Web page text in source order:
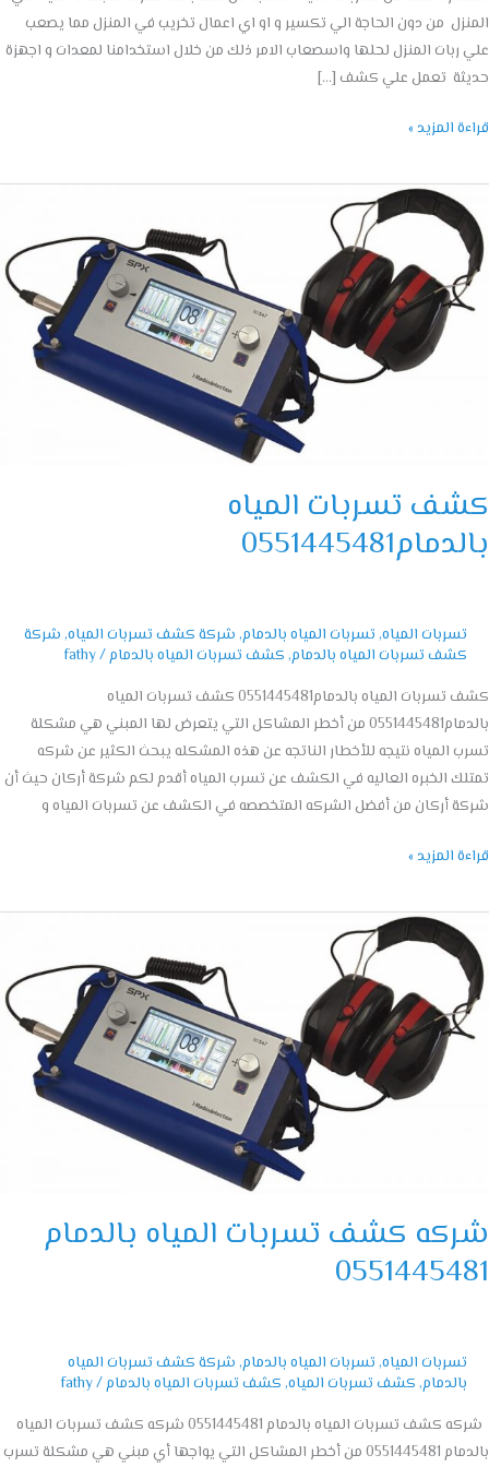
من دون الحاجة الي تكسير و او اي اعمال تخريب في المنزل مما يصعب
المنزل لحلها واسصعاب الامر ذلك من خلال استخدامنا لمعدات و اجهزة
تعمل علي كشف […]
المزيد »
تسربات المياه
تسربات المياه,تسربات المياه بالدمام,شركة كشف تسربات المياه,شركة
كشف تسربات المياه بالدمام,كشف تسربات المياه بالدمام/
fathy
كشف تسربات المياه بالدمام0551445481 كشف تسربات المياه
بالدمام0551445481 من أخطر المشاكل التي يتعرض لها المبني هي مشكلة
المياه نتيجه للأخطار الناتجه عن هذه المشكله يبحث الكثير عن شركه
الخبره العاليه في الكشف عن تسرب المياه أقدم لكم شركة أركان حيث أن
أركان من أفضل الشركه المتخصصه في الكشف عن تسربات المياه و
المزيد »
كشف تسربات المياه بالدمام
تسربات المياه,تسربات المياه بالدمام,شركة كشف تسربات المياه
بالدمام,كشف تسربات المياه,كشف تسربات المياه بالدمام/
fathy
شركه كشف تسربات المياه بالدمام 0551445481 شركه كشف تسربات المياه
بالدمام 0551445481 من أخطر المشاكل التي يواجها أي مبني هي مشكلة تسرب